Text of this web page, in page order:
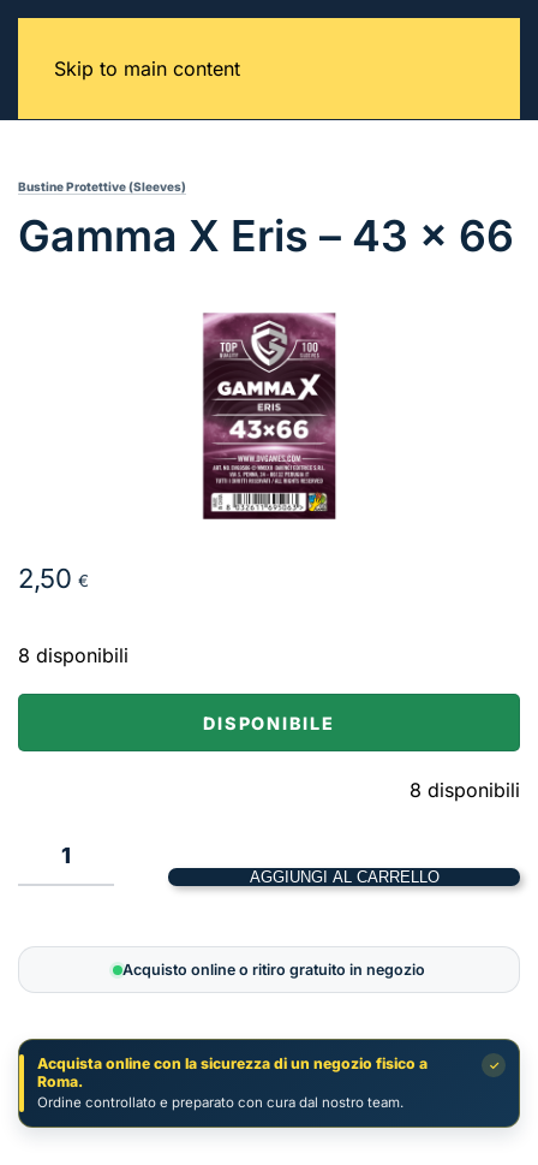
Skip to main content
Bustine Protettive (Sleeves)
Gamma X Eris – 43 x 66
2,50 €
8 disponibili
DISPONIBILE
8 disponibili
Gamma
43
x
quantità
AGGIUNGI AL CARRELLO
Acquisto online o ritiro gratuito in negozio
✓
Acquista online con la sicurezza di un negozio fisico a
Roma.
Ordine controllato e preparato con cura dal nostro team.